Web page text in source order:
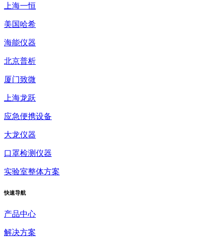
上海一恒
美国哈希
海能仪器
北京普析
厦门致微
上海龙跃
应急便携设备
大龙仪器
口罩检测仪器
实验室整体方案
快速导航
产品中心
解决方案